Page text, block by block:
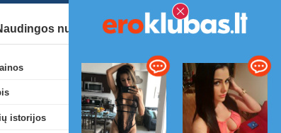
nuorodos
istorijos